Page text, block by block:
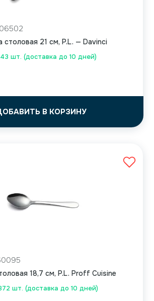
шт. (доставка до 10 дней)
столовая 21 см, P.L. — Davinci
В КОРЗИНУ
шт. (доставка до 10 дней)
18,7 см, P.L. Proff Cuisine